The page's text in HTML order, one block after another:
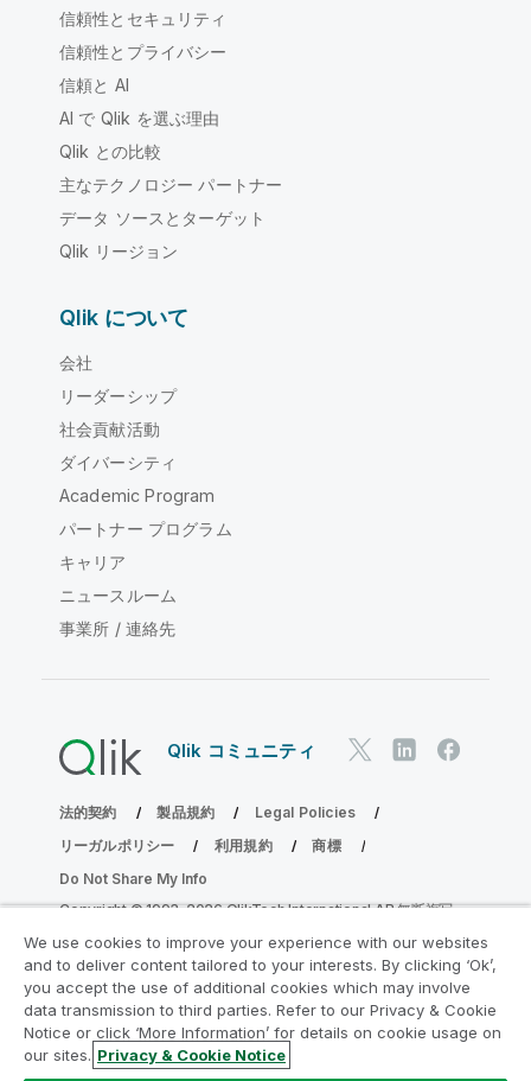
信頼性とセキュリティ
信頼性とプライバシー
信頼と AI
AI で Qlik を選ぶ理由
Qlik との比較
主なテクノロジー パートナー
データ ソースとターゲット
Qlik リージョン
Qlik について
会社
リーダーシップ
社会貢献活動
ダイバーシティ
Academic Program
パートナー プログラム
キャリア
ニュースルーム
事業所 / 連絡先
Qlik コミュニティ
法的契約 製品規約
Legal Policies
リーガルポリシー
利用規約
商標
Do Not Share My Info
Copyright © 1993-2026 QlikTech International AB.無断複写・
分析の近代化プログラムに参加する
分析最新化プログラムにより、重要な QlikView app を危険
We use cookies to improve your experience with our websites
and to deliver content tailored to your interests. By clicking ‘Ok’,
you accept the use of additional cookies which may involve
data transmission to third parties. Refer to our Privacy & Cookie
Notice or click ‘More Information’ for details on cookie usage on
our sites. Privacy & Cookie Notice